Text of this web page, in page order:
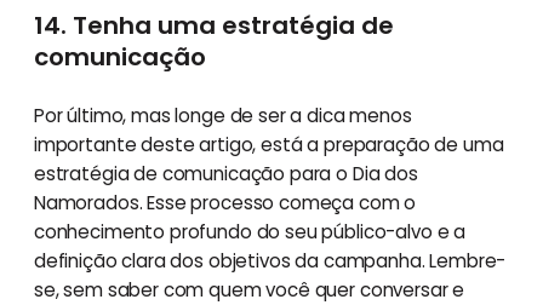
14. Tenha uma estratégia de
comunicação
Por último, mas longe de ser a dica menos
importante deste artigo, está a preparação de uma
estratégia de comunicação para o Dia dos
Namorados. Esse processo começa com o
conhecimento profundo do seu público-alvo e a
definição clara dos objetivos da campanha. Lembre-
se, sem saber com quem você quer conversar e